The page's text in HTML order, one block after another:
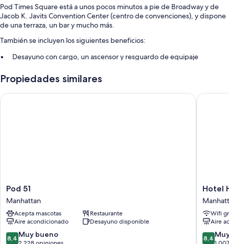
Pod Times Square está a unos pocos minutos a pie de Broadway y de
Jacob K. Javits Convention Center (centro de convenciones), y dispone
de una terraza, un bar y mucho más.
También se incluyen los siguientes beneficios:
Desayuno con cargo, un ascensor y resguardo de equipaje
fumadores
Recepción disponible las 24 horas
También se incluyen los siguientes beneficios adicionales en todas las
habitaciones:
Baños con cabezales de ducha tipo lluvia y artículos de tocador
gratuitos
Bombillas LED, calefacción y servicio de limpieza diario
Propiedades similares
Pod
51
Manhattan
Pod 51
Manhattan
Acepta mascotas
Restaurante
Aire acondicionado
Desayuno disponible
8.4
8,4 Muy bueno
Pod 51
Hotel
Henri
NY
Hotel
Wifi
Aire
8.4
8,4
Hotel